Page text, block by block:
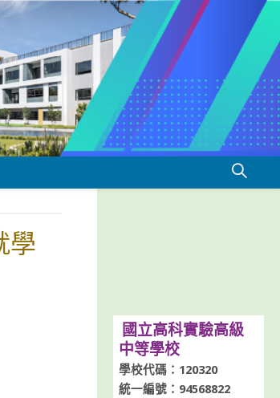
學
國立高科實驗高級
中等學校
學校代碼：120320
統一編號：94568822